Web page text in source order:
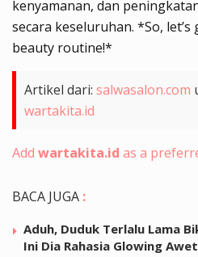
kenyamanan, dan
secara keseluruhan. *So,
beauty routine!*
Artikel dari: salwasalon.com
wartakita.id
Add wartakita.id as a
BACA JUGA :
Aduh, Duduk Terlalu Lama
Ini Dia Rahasia Glowing